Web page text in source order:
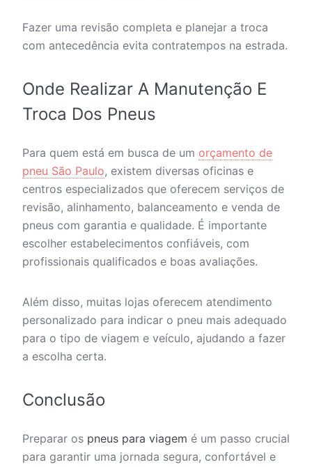
Fazer uma revisão completa e planejar a troca
com antecedência evita contratempos na estrada.
Onde Realizar A Manutenção E
Troca Dos Pneus
Para quem está em busca de um orçamento de
pneu São Paulo, existem diversas oficinas e
centros especializados que oferecem serviços de
revisão, alinhamento, balanceamento e venda de
pneus com garantia e qualidade. É importante
escolher estabelecimentos confiáveis, com
profissionais qualificados e boas avaliações.
Além disso, muitas lojas oferecem atendimento
personalizado para indicar o pneu mais adequado
para o tipo de viagem e veículo, ajudando a fazer
a escolha certa.
Conclusão
Preparar os pneus para viagem é um passo crucial
para garantir uma jornada segura, confortável e